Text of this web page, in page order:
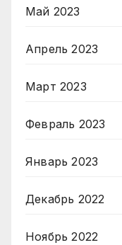
Май 2023
Апрель 2023
Март 2023
Февраль 2023
Январь 2023
Декабрь 2022
Ноябрь 2022